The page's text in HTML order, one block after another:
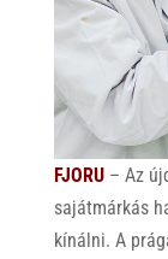
FJORU– Az
sajátmárkás
kínálni. A